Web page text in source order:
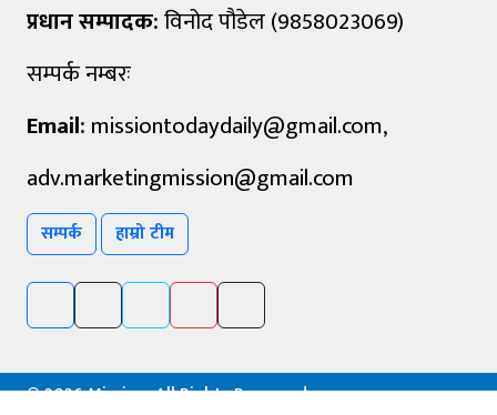
प्रधान सम्पादक:विनोद पौडेल (9858023069)
सम्पर्क नम्बरः
Email: missiontodaydaily@gmail.com,
adv.marketingmission@gmail.com
सम्पर्क हाम्रो टीम
©2026 Mission, All Rights Reserved.